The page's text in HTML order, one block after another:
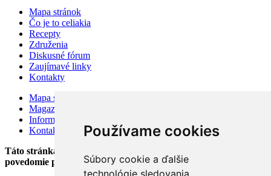
Používame cookies
Súbory cookie a ďalšie
technológie sledovania
Mapa stránok
Čo je to celiakia
Recepty
Združenia
Diskusné fórum
Zaujímavé linky
Kontakty
Mapa stránok
Magazín
Information for visitors
Kontakty
Táto stránka bola založená v auguste 2002 v snahe zlepšiť
povedomie pacientov o celiakii.